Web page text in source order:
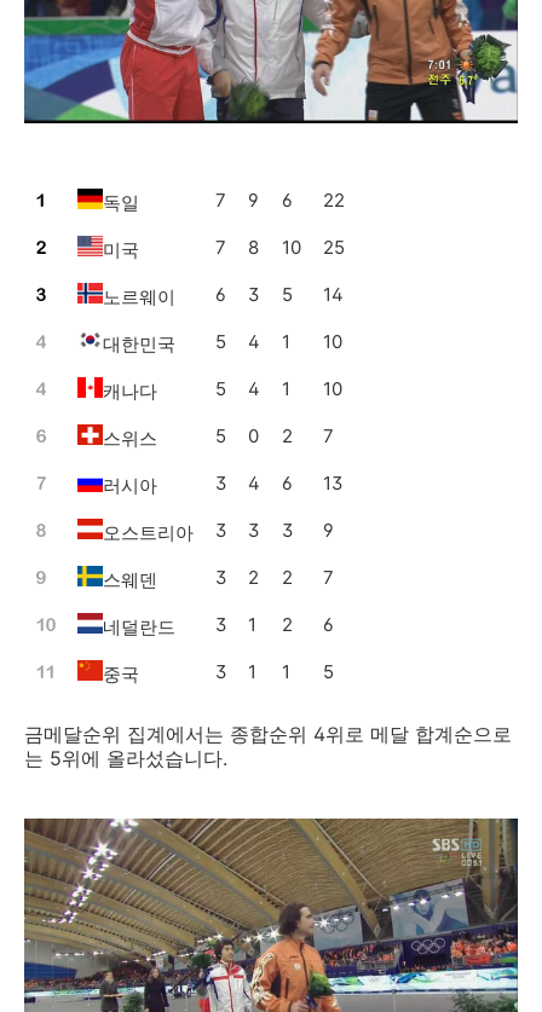
독일 7 9 6 22
미국 7 8 10 25
노르웨이 6 3 5 14
대한민국 5 4 1 10
캐나다 5 4 1 10
스위스 5 0 2 7
러시아 3 4 6 13
오스트리아 3 3 3 9
스웨덴 3 2 2 7
네덜란드 3 1 2 6
중국 3 1 1 5
금메달순위 집계에서는 종합순위 4위로 메달 합계순으로
는 5위에 올라섰습니다.